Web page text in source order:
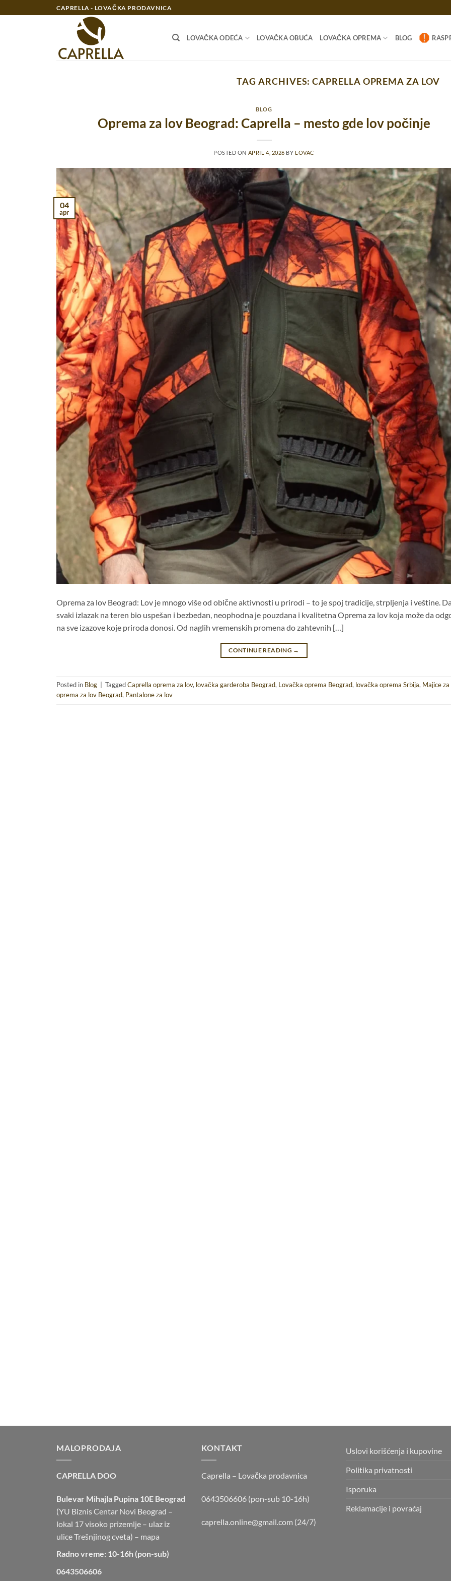
na
CAPRELLA - LOVAČKA PRODAVNICA
LOVAČKA ODEĆA LOVAČKA OBUĆA LOVAČKA OPREMA BLOG
TAG ARCHIVES:CAPRELLA OPREMA ZA LOV
BLOG
Oprema za lov Beograd: Caprella – mesto gde lov počinje
POSTED ON APRIL 4, 2026 BY LOVAC
04
apr
Oprema za lov Beograd: Lov je mnogo više od obične aktivnosti u prirodi – to je spoj tradicije, strpljenja i veštine.
svaki izlazak na teren bio uspešan i bezbedan, neophodna je pouzdana i kvalitetna Oprema za lov koja može da
na sve izazove koje priroda donosi. Od naglih vremenskih promena do zahtevnih […]
CONTINUE READING →
Posted in Blog TaggedCaprella oprema za lov, lovačka garderoba Beograd, Lovačka oprema Beograd, lovačka oprema Srbija, Majice za
oprema za lov Beograd, Pantalone za lov
MALOPRODAJA
CAPRELLA DOO
Bulevar Mihajla Pupina 10E Beograd
(YU Biznis Centar Novi Beograd –
lokal 17 visoko prizemlje – ulaz iz
ulice Trešnjinog cveta) – mapa
Radno vreme: 10-16h (pon-sub)
0643506606
KONTAKT
Caprella – Lovačka prodavnica
0643506606 (pon-sub 10-16h)
caprella.online@gmail.com (24/7)
Uslovi korišćenja i kupovine
Politika privatnosti
Isporuka
Reklamacije i povraćaj